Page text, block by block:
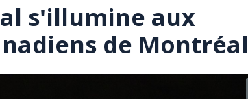
s'illumine aux
de Montréal